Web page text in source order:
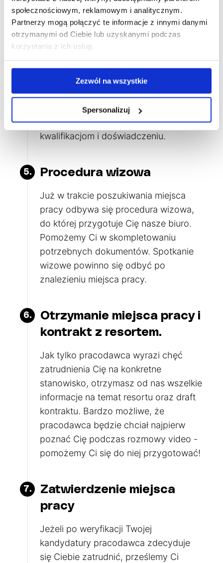
społecznościowym, reklamowym i analitycznym.
Partnerzy mogą połączyć te informacje z innymi danymi
otrzymanymi od Ciebie lub uzyskanymi podczas
korzystania z ich usług.
Zezwól na wszystkie
Spersonalizuj
4.
Poszukiwanie miejsca
pracy
Po pozytywnym rozpatrzeniu Twojej
kandydatury do programu, następuje
płatność drugiej raty. Od tego momentu
Twoja aplikacja będzie proponowana
na różne stanowiska w resortach
japońskich, które odpowiadają Twoim
kwalifikacjom i doświadczeniu.
5. Procedura wizowa
Już w trakcie poszukiwania miejsca
pracy odbywa się procedura wizowa,
do której przygotuje Cię nasze biuro.
Pomożemy Ci w skompletowaniu
potrzebnych dokumentów. Spotkanie
wizowe powinno się odbyć po
znalezieniu miejsca pracy.
6.
Otrzymanie miejsca pracy i
kontrakt z resortem.
Jak tylko pracodawca wyrazi chęć
zatrudnienia Cię na konkretne
stanowisko, otrzymasz od nas wszelkie
informacje na temat resortu oraz draft
kontraktu. Bardzo możliwe, że
pracodawca będzie chciał najpierw
poznać Cię podczas rozmowy video -
pomożemy Ci się do niej przygotować!
7.
Zatwierdzenie miejsca
pracy
Jeżeli po weryfikacji Twojej
kandydatury pracodawca zdecyduje
się Ciebie zatrudnić, prześlemy Ci